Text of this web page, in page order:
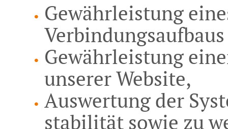
Gewährleistung
Gewährleistung
unserer Website,
Auswertung der
stabilität sowie zu